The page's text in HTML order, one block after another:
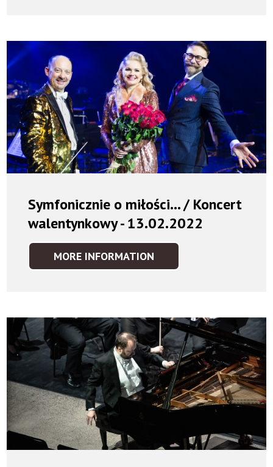
Symfonicznie o miłości... / Koncert
walentynkowy - 13.02.2022
MORE INFORMATION
SYMFONICZNIE
KONCERT
WALENTYNKOWY
-
13.02.2022